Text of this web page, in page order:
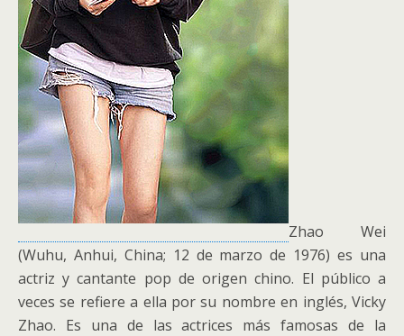
Zhao Wei
(Wuhu, Anhui, China; 12 de marzo de 1976) es una
actriz y cantante pop de origen chino. El público a
veces se refiere a ella por su nombre en inglés, Vicky
Zhao. Es una de las actrices más famosas de la